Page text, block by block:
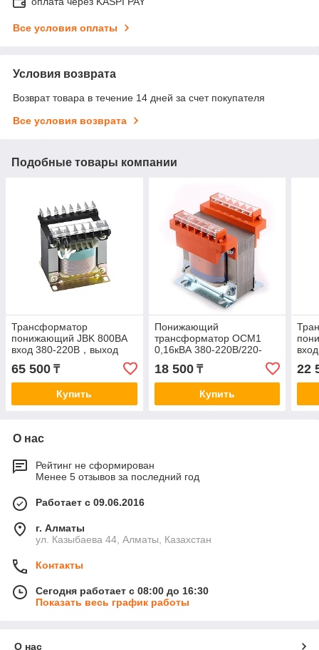
Все условия оплаты
Условия возврата
Возврат товара в течение 14 дней за счет покупателя
Все условия возврата
Подобные товары компании
Трансформатор
понижающий JBK 800ВА
вход 380-220В，выход
220-127-48-36-24-12-5В
65 500 ₸
Купить
Понижающий
трансформатор ОСМ1
0,16кВА 380-220В/220-
110-42-36-24-12-5В
18 500₸
Купить
5В
22
О нас
Рейтинг не сформирован
Менее 5 отзывов за последний год
Работает с 09.06.2016
г. Алматы
ул. Казыбаева 44, Алматы, Казахстан
Контакты
Сегодня работает с 08:00 до 16:30
Показать весь график работы
О нас